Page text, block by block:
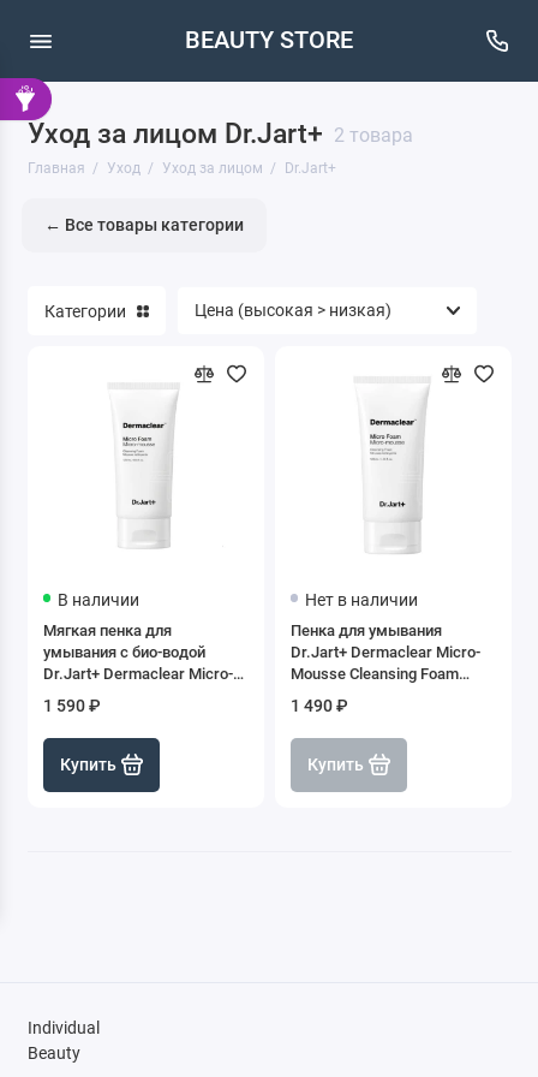
BEAUTY STORE
Уход за лицом Dr.Jart+ 2 товара
Главная Уход Уход за лицом Dr.Jart+
← Все товары категории
Крем для ног
Уход за лицом
Категории
В наличии
Мягкая пенка для
умывания с био-водой
Dr.Jart+ Dermaclear Micro-
(прозрачная крышка), 120
мл
1 590 ₽
Купить
Нет в наличии
Пенка для умывания
Dr.Jart+ Dermaclear Micro-
Mousse Cleansing Foam
1 490 ₽
Купить
Individual
Beauty